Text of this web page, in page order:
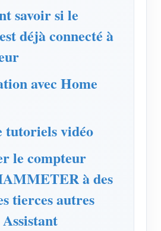
savoir si le
déjà connecté à
avec Home
tutoriels vidéo
le compteur
à des
tierces autres